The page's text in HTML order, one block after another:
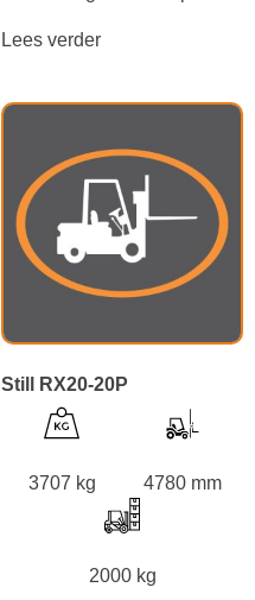
Lees verder
Still RX20-20P
3707 kg 4780 mm
2000 kg